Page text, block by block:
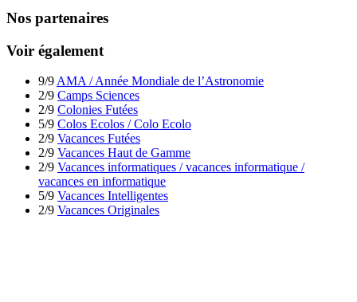
Nos partenaires
Voir également
9/9 AMA / Année Mondiale de l’Astronomie
2/9 Camps Sciences
2/9 Colonies Futées
5/9 Colos Ecolos / Colo Ecolo
2/9 Vacances Futées
2/9 Vacances Haut de Gamme
2/9 Vacances informatiques / vacances informatique /
vacances en informatique
5/9 Vacances Intelligentes
2/9 Vacances Originales